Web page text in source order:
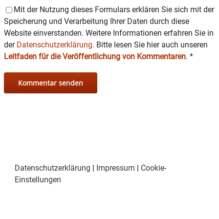
Instagram:https://www.instagram.com/romed.wasserb
urg/?hl=de
Website:https://www.romed-
kliniken.de/de/wasserburg/die-klinik-im-ueberblick.htm
Mit der Nutzung dieses Formulars erklären Sie sich mit der
Speicherung und Verarbeitung Ihrer Daten durch diese
Website einverstanden. Weitere Informationen erfahren Sie in
der Datenschutzerklärung. Bitte lesen Sie hier auch unseren
Leitfaden für die Veröffentlichung von Kommentaren. *
Datenschutzerklärung | Impressum | Cookie-
Einstellungen